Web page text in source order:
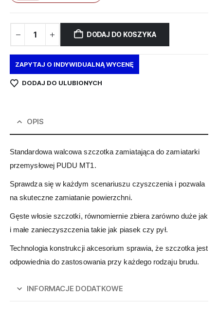
DODAJ DO KOSZYKA
ZAPYTAJ O INDYWIDUALNĄ WYCENĘ
DODAJ DO ULUBIONYCH
OPIS
Standardowa walcowa szczotka zamiatająca do zamiatarki
przemysłowej PUDU MT1.
Sprawdza się w każdym scenariuszu czyszczenia i pozwala
na skuteczne zamiatanie powierzchni.
Gęste włosie szczotki, równomiernie zbiera zarówno duże jak
i małe zanieczyszczenia takie jak piasek czy pył.
Technologia konstrukcji akcesorium sprawia, że szczotka jest
odpowiednia do zastosowania przy każdego rodzaju brudu.
INFORMACJE DODATKOWE